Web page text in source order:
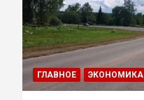
ГЛАВНОЕ ЭКОНОМИКА